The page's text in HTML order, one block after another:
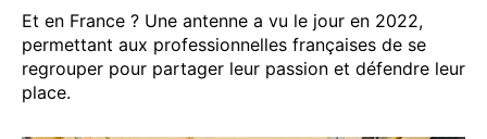
Et en France ? Une antenne a vu le jour en 2022,
permettant aux professionnelles françaises de se
regrouper pour partager leur passion et défendre leur
place.